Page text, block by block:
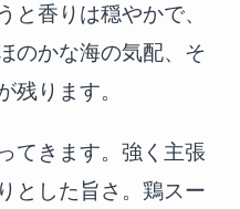
と香りは穏やかで、
のかな海の気配、そ
残ります。
てきます。強く主張
とした旨さ。鶏スー